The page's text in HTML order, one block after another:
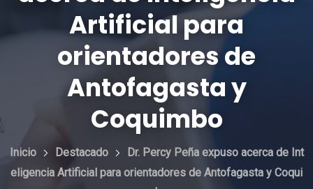
Artificial para
orientadores de
Antofagasta y
Coquimbo
Inicio Destacado
Dr. Percy Peña expuso acerca de Int
eligencia Artificial para orientadores de Antofagasta y Coqui